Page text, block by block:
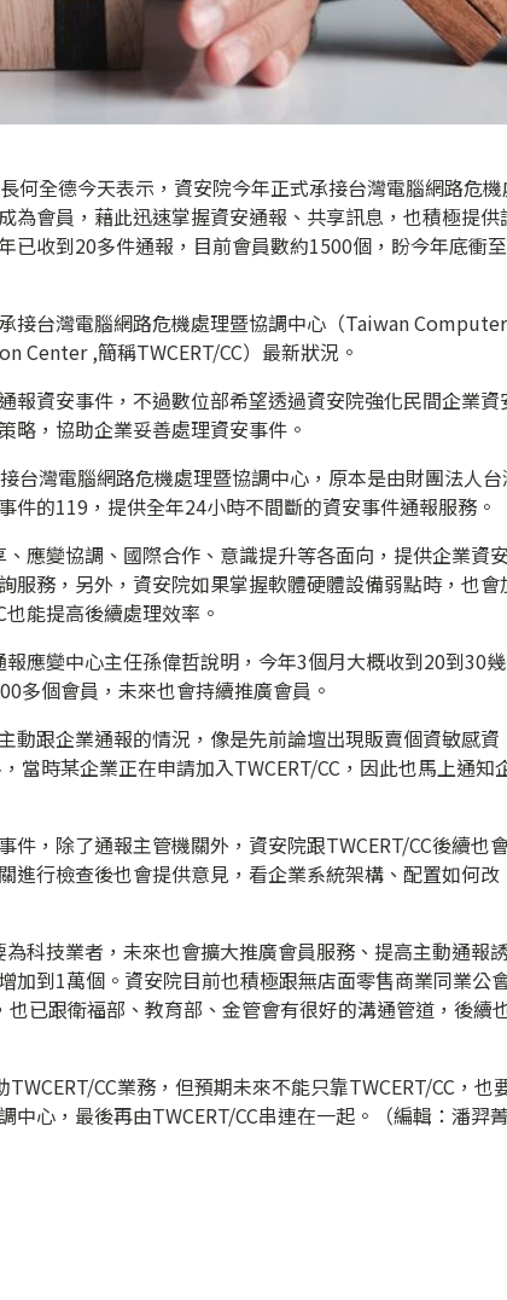
何全德今天表示，資安院今年正式承接台灣電腦網路危機
為會員，藉此迅速掌握資安通報、共享訊息，也積極提供
已收到20多件通報，目前會員數約1500個，盼今年底衝
接台灣電腦網路危機處理暨協調中心（Taiwan Computer
Center ,簡稱TWCERT/CC）最新狀況。
報資安事件，不過數位部希望透過資安院強化民間企業資
略，協助企業妥善處理資安事件。
台灣電腦網路危機處理暨協調中心，原本是由財團法人
件的119，提供全年24小時不間斷的資安事件通報服務。
應變協調、國際合作、意識提升等各面向，提供企業資
服務，另外，資安院如果掌握軟體硬體設備弱點時，也會
能提高後續處理效率。
報應變中心主任孫偉哲說明，今年3個月大概收到20到30
多個會員，未來也會持續推廣會員。
動跟企業通報的情況，像是先前論壇出現販賣個資敏感資
當時某企業正在申請加入TWCERT/CC，因此也馬上通知
件，除了通報主管機關外，資安院跟TWCERT/CC後續也
進行檢查後也會提供意見，看企業系統架構、配置如何改
科技業者，未來也會擴大推廣會員服務、提高主動通報
加到1萬個。資安院目前也積極跟無店面零售商業同業公
已跟衛福部、教育部、金管會有很好的溝通管道，後續
CC業務，但預期未來不能只靠TWCERT/CC，也
心，最後再由TWCERT/CC串連在一起。（編輯：潘羿菁